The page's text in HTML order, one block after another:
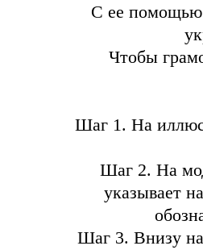
С ее помощью
Чтобы
Шаг 1. На
Шаг 2. На
указывает
Шаг 3. Внизу